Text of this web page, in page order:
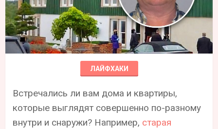
ЛАЙФХАКИ
Встречались ли вам дома и квартиры,
которые выглядят совершенно по-разному
внутри и снаружи? Например, старая